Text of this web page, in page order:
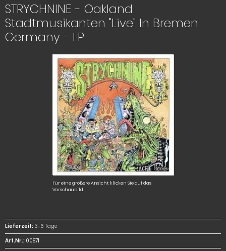
STRYCHNINE - Oakland
Stadtmusikanten "Live" In Bremen
Germany - LP
Für eine größere Ansicht klicken Sie auf das
Vorschaubild
Lieferzeit: 3-6 Tage
Art.Nr.: 00871